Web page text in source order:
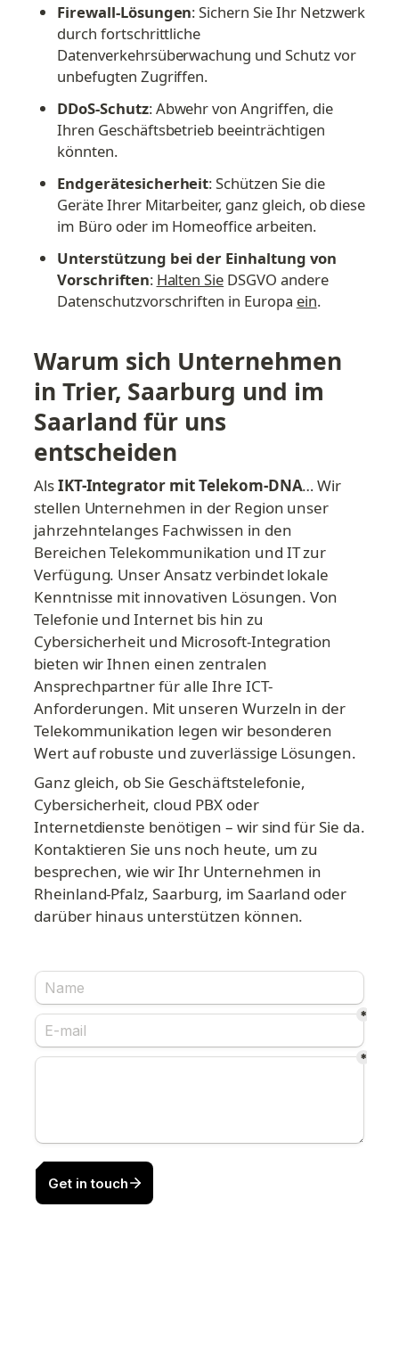
Firewall-Lösungen: Sichern Sie Ihr Netzwerk
durch fortschrittliche
Datenverkehrsüberwachung und Schutz vor
unbefugten Zugriffen.
DDoS-Schutz: Abwehr von Angriffen, die
Ihren Geschäftsbetrieb beeinträchtigen
könnten.
Endgerätesicherheit: Schützen Sie die
Geräte Ihrer Mitarbeiter, ganz gleich, ob diese
im Büro oder im Homeoffice arbeiten.
Unterstützung bei der Einhaltung von
Vorschriften: Halten Sie DSGVO andere
Datenschutzvorschriften in Europa ein.
Warum sich Unternehmen
in Trier, Saarburg und im
Saarland für uns
entscheiden
Als IKT-Integrator mit Telekom-DNA… Wir
stellen Unternehmen in der Region unser
jahrzehntelanges Fachwissen in den
Bereichen Telekommunikation und IT zur
Verfügung. Unser Ansatz verbindet lokale
Kenntnisse mit innovativen Lösungen. Von
Telefonie und Internet bis hin zu
Cybersicherheit und Microsoft-Integration
bieten wir Ihnen einen zentralen
Ansprechpartner für alle Ihre ICT-
Anforderungen. Mit unseren Wurzeln in der
Telekommunikation legen wir besonderen
Wert auf robuste und zuverlässige Lösungen.
Ganz gleich, ob Sie Geschäftstelefonie,
Cybersicherheit, cloud PBX oder
Internetdienste benötigen – wir sind für Sie da.
Kontaktieren Sie uns noch heute, um zu
besprechen, wie wir Ihr Unternehmen in
Rheinland-Pfalz, Saarburg, im Saarland oder
darüber hinaus unterstützen können.